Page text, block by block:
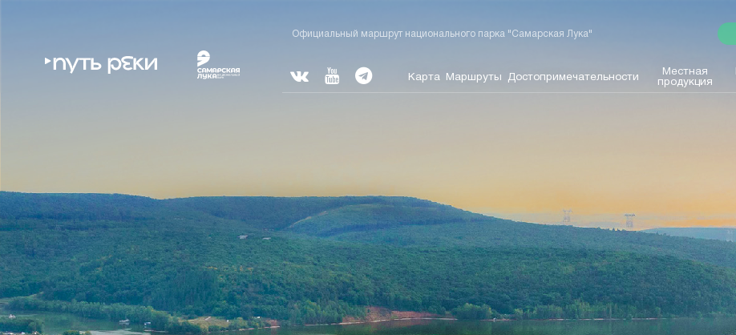
Официальный маршрут национального парка "Самарская Лука"
Карта Маршруты Достопримечательности
Местная
продукция